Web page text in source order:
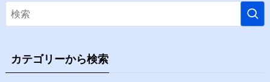
カテゴリーから検索